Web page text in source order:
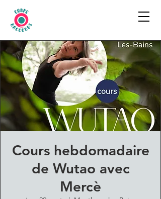
Cours hebdomadaire
de Wutao avec
Mercè